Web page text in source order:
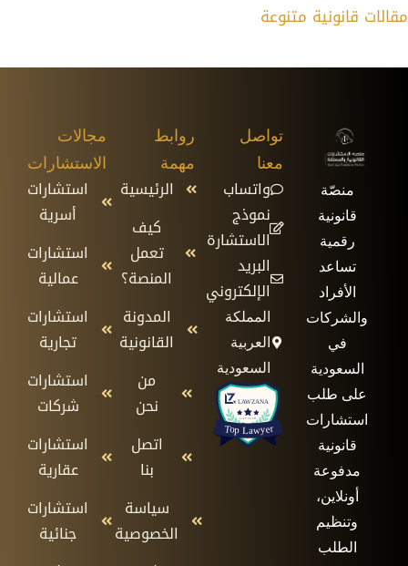
مقالات قانونية متنوعة
منصّة
قانونية
رقمية
تساعد
الأفراد
والشركات
في
السعودية
على طلب
استشارات
قانونية
مدفوعة
أونلاين،
وتنظيم
الطلب
روابط
مهمة
الرئيسية
كيف
تعمل
المنصة؟
المدونة
القانونية
من
نحن
اتصل
بنا
سياسة
الخصوصية
مجالات
الاستشارات
استشارات
أسرية
استشارات
عمالية
استشارات
تجارية
استشارات
شركات
استشارات
عقارية
استشارات
جنائية
تواصل
معنا
واتساب
نموذج
الاستشارة
البريد
الإلكتروني
المملكة
العربية
السعودية